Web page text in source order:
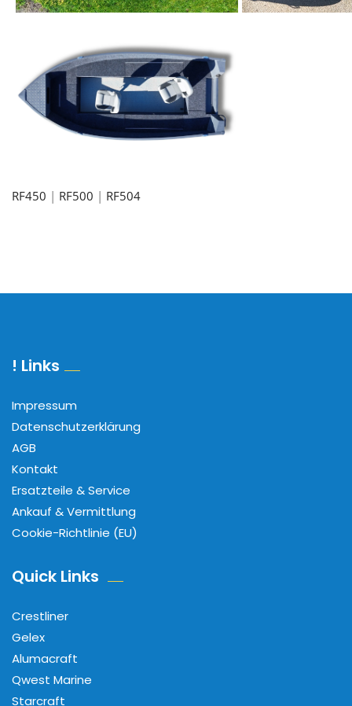
RF450 | RF500 | RF504
! Links
Impressum
Datenschutzerklärung
AGB
Kontakt
Ersatzteile & Service
Ankauf & Vermittlung
Cookie-Richtlinie (EU)
Quick Links
Crestliner
Gelex
Alumacraft
Qwest Marine
Starcraft